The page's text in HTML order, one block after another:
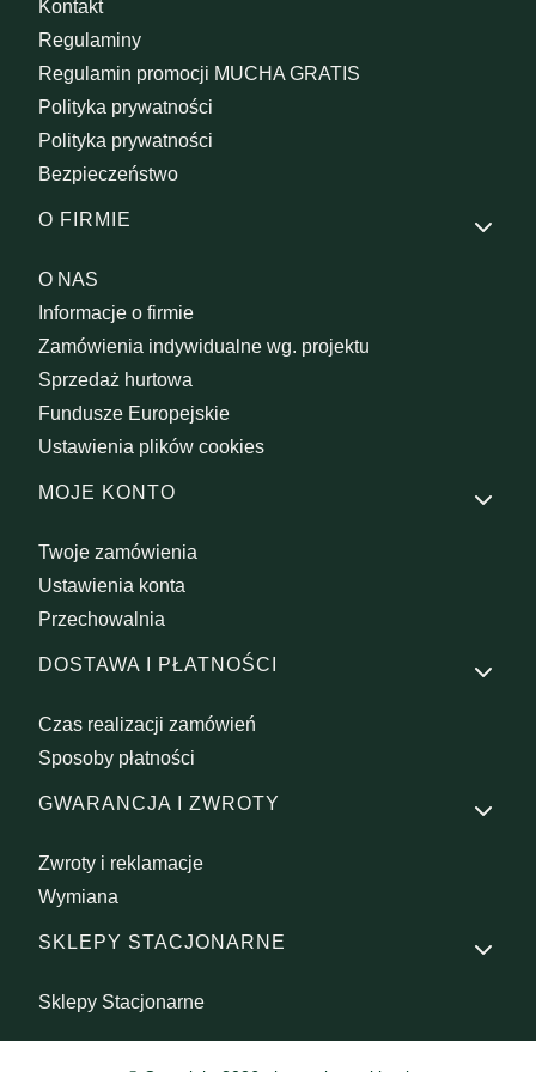
Kontakt
Regulaminy
Regulamin promocji MUCHA GRATIS
Polityka prywatności
Polityka prywatności
Bezpieczeństwo
O FIRMIE
O NAS
Informacje o firmie
Zamówienia indywidualne wg. projektu
Sprzedaż hurtowa
Fundusze Europejskie
Ustawienia plików cookies
MOJE KONTO
Twoje zamówienia
Ustawienia konta
Przechowalnia
DOSTAWA I PŁATNOŚCI
Czas realizacji zamówień
Sposoby płatności
GWARANCJA I ZWROTY
Zwroty i reklamacje
Wymiana
SKLEPY STACJONARNE
Sklepy Stacjonarne